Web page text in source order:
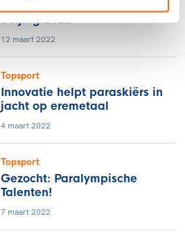
Beijing 2022
12 maart 2022
Topsport
Innovatie helpt paraskiërs in
jacht op eremetaal
4 maart 2022
Topsport
Gezocht: Paralympische
Talenten!
7 maart 2022